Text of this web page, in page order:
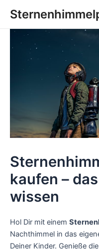
Inhalt
springen
kaufen –
wissen
Hol Dir mit einem
Nachthimmel in das
Deiner Kinder. Genieße